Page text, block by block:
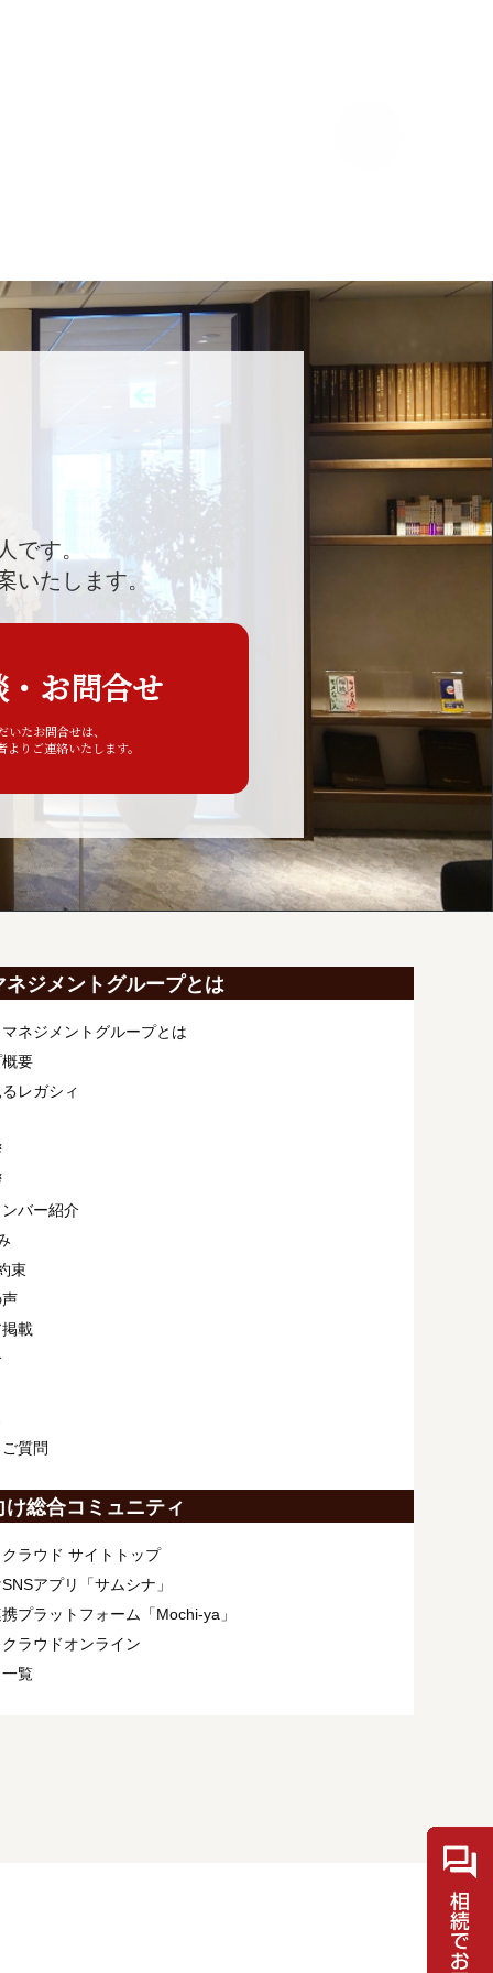
です。
いたします。
お問合せ
たお問合せは、
りご連絡いたします。
ネジメントグループとは
ネジメントグループとは
要
レガシィ
バー紹介
束
載
質問
け総合コミュニティ
ラウド サイトトップ
アプリ「サムシナ」
プラットフォーム「Mochi-ya」
ラウドオンライン
覧